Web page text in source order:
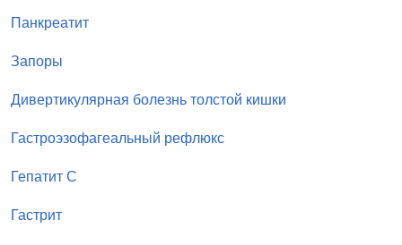
Панкреатит
Запоры
Дивертикулярная болезнь толстой кишки
Гастроэзофагеальный рефлюкс
Гепатит С
Гастрит